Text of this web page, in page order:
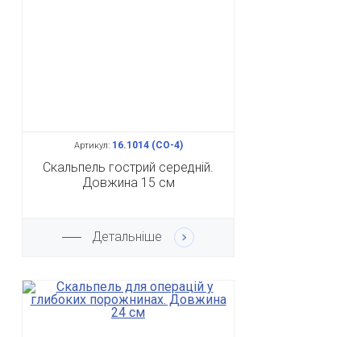
Артикул:16.1014 (СО-4)
Скальпель гострий середній.
Довжина 15 см
Детальніше